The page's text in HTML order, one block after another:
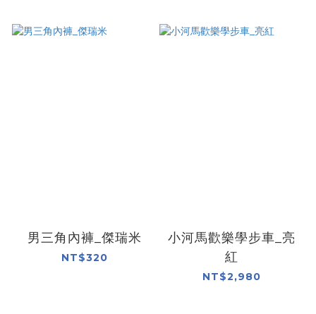
男三角內褲_傑瑞米
NT$320
小河馬歡樂學步車_亮
紅
NT$2,980